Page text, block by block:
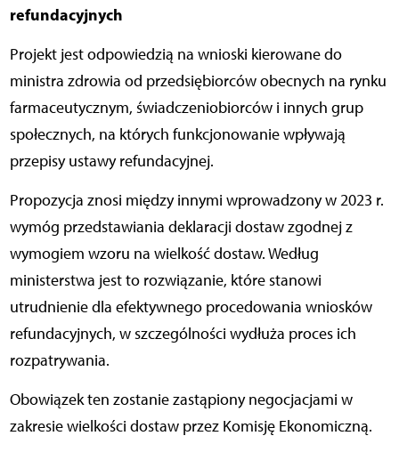
refundacyjnych
Projekt jest odpowiedzią na wnioski kierowane do
ministra zdrowia od przedsiębiorców obecnych na rynku
farmaceutycznym, świadczeniobiorców i innych grup
społecznych, na których funkcjonowanie wpływają
przepisy ustawy refundacyjnej.
Propozycja znosi między innymi wprowadzony w 2023 r.
wymóg przedstawiania deklaracji dostaw zgodnej z
wymogiem wzoru na wielkość dostaw. Według
ministerstwa jest to rozwiązanie, które stanowi
utrudnienie dla efektywnego procedowania wniosków
refundacyjnych, w szczególności wydłuża proces ich
rozpatrywania.
Obowiązek ten zostanie zastąpiony negocjacjami w
zakresie wielkości dostaw przez Komisję Ekonomiczną.